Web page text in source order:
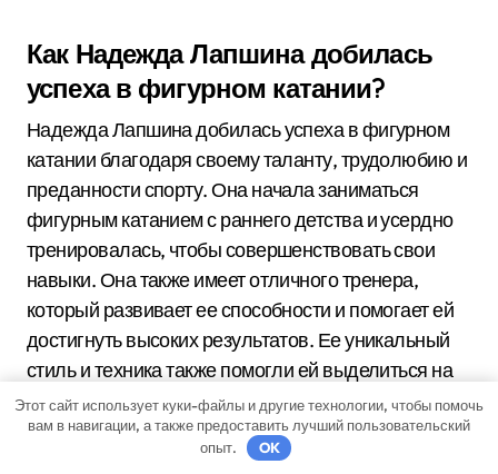
Как Надежда Лапшина добилась
успеха в фигурном катании?
Надежда Лапшина добилась успеха в фигурном
катании благодаря своему таланту, трудолюбию и
преданности спорту. Она начала заниматься
фигурным катанием с раннего детства и усердно
тренировалась, чтобы совершенствовать свои
навыки. Она также имеет отличного тренера,
который развивает ее способности и помогает ей
достигнуть высоких результатов. Ее уникальный
стиль и техника также помогли ей выделиться на
фоне других фигуристок и добиться успеха на
международной арене.
Этот сайт использует куки-файлы и другие технологии, чтобы помочь
вам в навигации, а также предоставить лучший пользовательский
опыт.
OK